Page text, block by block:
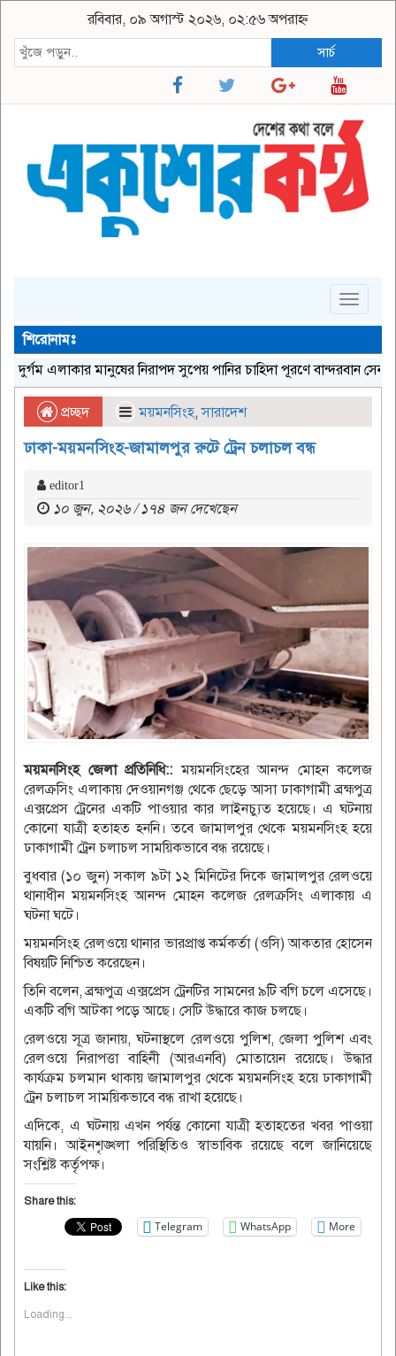
রবিবার, ০৯ অগাস্ট ২০২৬, ০২:৫৬ অপরাহ্ন
সার্চ
Toggle
শিরোনামঃ
এলাকার মানুষের নিরাপদ সুপেয় পানির চাহিদা পূরণে বান্দরবান সেনা জোন
প্রচ্ছদ ময়মনসিংহ,সারাদেশ
ঢাকা-ময়মনসিংহ-জামালপুর রুটে ট্রেন চলাচল বন্ধ
editor1
১০ জুন, ২০২৬ / ১৭৪ জন দেখেছেন
ময়মনসিংহ জেলা প্রতিনিধি:: ময়মনসিংহের আনন্দ মোহন কলেজ
রেলক্রসিং এলাকায় দেওয়ানগঞ্জ থেকে ছেড়ে আসা ঢাকাগামী ব্রহ্মপুত্র
এক্সপ্রেস ট্রেনের একটি পাওয়ার কার লাইনচ্যুত হয়েছে। এ ঘটনায়
কোনো যাত্রী হতাহত হননি। তবে জামালপুর থেকে ময়মনসিংহ হয়ে
ঢাকাগামী ট্রেন চলাচল সাময়িকভাবে বন্ধ রয়েছে।
বুধবার (১০ জুন) সকাল ৯টা ১২ মিনিটের দিকে জামালপুর রেলওয়ে
থানাধীন ময়মনসিংহ আনন্দ মোহন কলেজ রেলক্রসিং এলাকায় এ
ঘটনা ঘটে।
ময়মনসিংহ রেলওয়ে থানার ভারপ্রাপ্ত কর্মকর্তা (ওসি) আকতার হোসেন
বিষয়টি নিশ্চিত করেছেন।
তিনি বলেন, ব্রহ্মপুত্র এক্সপ্রেস ট্রেনটির সামনের ৯টি বগি চলে এসেছে।
একটি বগি আটকা পড়ে আছে। সেটি উদ্ধারে কাজ চলছে।
রেলওয়ে সূত্র জানায়, ঘটনাস্থলে রেলওয়ে পুলিশ, জেলা পুলিশ এবং
রেলওয়ে নিরাপত্তা বাহিনী (আরএনবি) মোতায়েন রয়েছে। উদ্ধার
কার্যক্রম চলমান থাকায় জামালপুর থেকে ময়মনসিংহ হয়ে ঢাকাগামী
ট্রেন চলাচল সাময়িকভাবে বন্ধ রাখা হয়েছে।
এদিকে, এ ঘটনায় এখন পর্যন্ত কোনো যাত্রী হতাহতের খবর পাওয়া
যায়নি। আইনশৃঙ্খলা পরিস্থিতিও স্বাভাবিক রয়েছে বলে জানিয়েছে
সংশ্লিষ্ট কর্তৃপক্ষ।
Share this:
Telegram WhatsApp More
Like this:
Loading...